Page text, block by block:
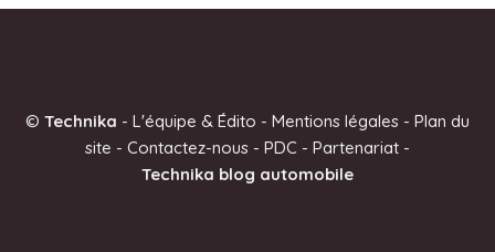
r
© Technika - L'équipe & Édito - Mentions légales - Plan du
site - Contactez-nous - PDC - Partenariat -
Technika blog automobile